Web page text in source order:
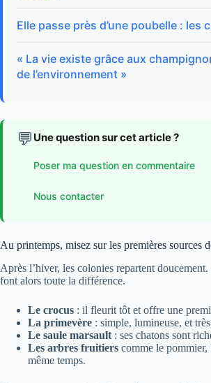
Elle passe près d’une poubelle :
« La vie existe grâce aux
de l’environnement »
💬 Une question sur cet article ?
Poser ma question en commentaire
Nous contacter
Au printemps, misez sur les premières sources
Après l’hiver, les colonies repartent
font alors toute la différence.
Le crocus : il fleurit tôt et offre une
La primevère : simple, lumineuse, et
Le saule marsault : ses chatons sont
Les arbres fruitiers comme le
même temps.